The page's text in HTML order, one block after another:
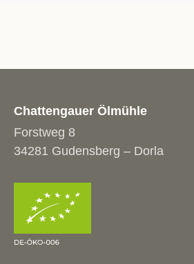
Chattengauer Ölmühle
Forstweg 8
34281 Gudensberg – Dorla